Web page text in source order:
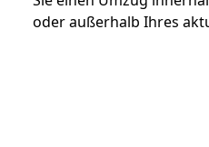
oder außerhalb Ihres